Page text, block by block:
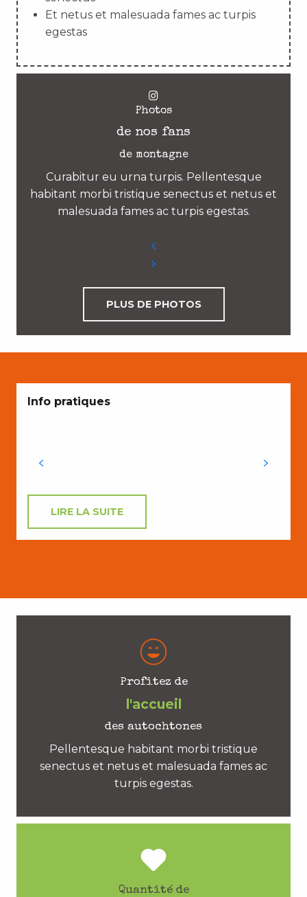
Et netus et malesuada fames ac turpis
egestas
Photos
de nos fans
de montagne
Curabitur eu urna turpis. Pellentesque
habitant morbi tristique senectus et netus et
malesuada fames ac turpis egestas.
PLUS DE PHOTOS
Info pratiques
LIRE LA SUITE
Profitez de
l'accueil
des autochtones
Pellentesque habitant morbi tristique
senectus et netus et malesuada fames ac
turpis egestas.
Quantité de